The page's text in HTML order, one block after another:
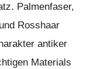
Palmenfaser,
Rosshaar
antiker
Materials